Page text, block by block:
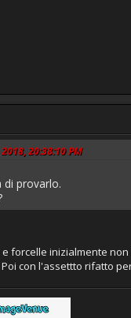
20:38:10 PM
di provarlo.
forcelle inizialmente
con l'assettto rifatto